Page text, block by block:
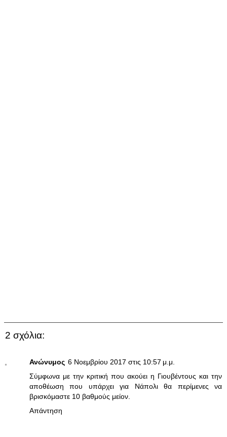
2 σχόλια:
Ανώνυμος 6 Νοεμβρίου 2017 στις 10:57 μ.μ.
Σύμφωνα με την κριτική που ακούει η Γιουβέντους και την
αποθέωση που υπάρχει για Νάπολι θα περίμενες να
βρισκόμαστε 10 βαθμούς μείον.
Απάντηση